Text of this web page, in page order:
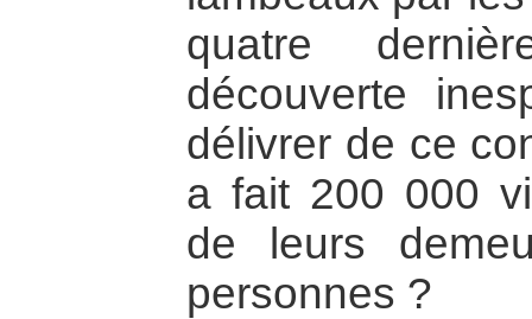
quatre
découverte
délivrer de ce
a fait 200 000
de leurs
personnes ?